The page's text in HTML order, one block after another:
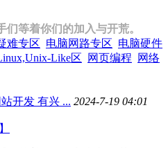
等着你们的加入与开荒。
难专区 电脑网路专区 电脑硬件
Like区 网页编程
网络
开发 有兴 ... 2024-7-19 04:01